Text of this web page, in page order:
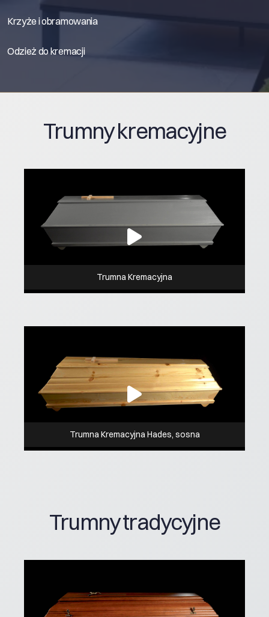
Krzyże i obramowania
Odzież do kremacji
Trumny kremacyjne
Trumna Kremacyjna
Trumna Kremacyjna Hades, sosna
Trumny tradycyjne